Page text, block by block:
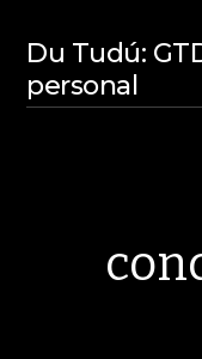
Du Tudú:
personal